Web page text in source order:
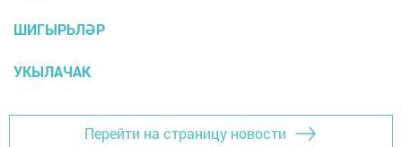
ШИГЫРЬЛӘР
УКЫЛАЧАК
Перейти на страницу новости